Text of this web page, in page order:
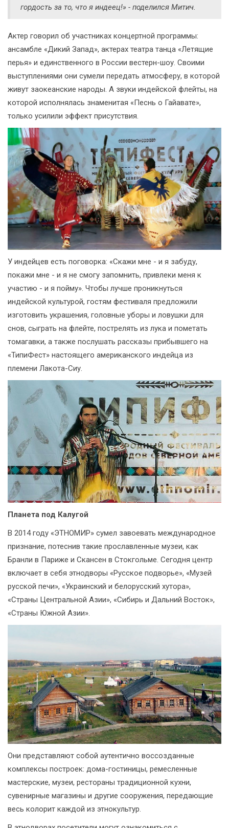
гордость за то, что я индеец!» - поделился Митич.
Актер говорил об участниках концертной программы:
ансамбле «Дикий Запад», актерах театра танца «Летящие
перья» и единственного в России вестерн-шоу. Своими
выступлениями они сумели передать атмосферу, в которой
живут заокеанские народы. А звуки индейской флейты, на
которой исполнялась знаменитая «Песнь о Гайавате»,
только усилили эффект присутствия.
У индейцев есть поговорка: «Скажи мне - и я забуду,
покажи мне - и я не смогу запомнить, привлеки меня к
участию - и я пойму». Чтобы лучше проникнуться
индейской культурой, гостям фестиваля предложили
изготовить украшения, головные уборы и ловушки для
снов, сыграть на флейте, пострелять из лука и пометать
томагавки, а также послушать рассказы прибывшего на
«ТипиФест» настоящего американского индейца из
племени Лакота-Сиу.
Планета под Калугой
В 2014 году «ЭТНОМИР» сумел завоевать международное
признание, потеснив такие прославленные музеи, как
Бранли в Париже и Скансен в Стокгольме. Сегодня центр
включает в себя этнодворы «Русское подворье», «Музей
русской печи», «Украинский и белорусский хутора»,
«Страны Центральной Азии», «Сибирь и Дальний Восток»,
«Страны Южной Азии».
Они представляют собой аутентично воссозданные
комплексы построек: дома-гостиницы, ремесленные
мастерские, музеи, рестораны традиционной кухни,
сувенирные магазины и другие сооружения, передающие
весь колорит каждой из этнокультур.